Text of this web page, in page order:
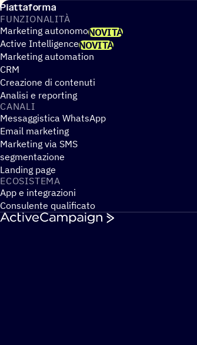
Piattaforma
FUNZIO­NA­LITÀ
Marketing autonomoNOVITÀ
Active IntelligenceNOVITÀ
Marketing automation
CRM
Creazione di contenuti
Analisi e reporting
CANALI
Messaggistica WhatsApp
Email marketing
Marketing via SMS
segmentazione
Landing page
ECOSI­STEMA
App e integrazioni
Consulente qualificato